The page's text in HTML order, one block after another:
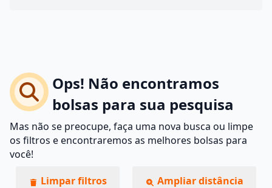
Ops! Não encontramos
bolsas para sua pesquisa
Mas não se preocupe, faça uma nova busca ou limpe
os filtros e encontraremos as melhores bolsas para
você!
Limpar filtros
Ampliar distância